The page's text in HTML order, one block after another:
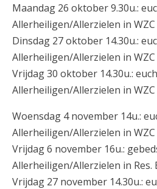
Maandag 26 oktober 9.30u.:
Allerheiligen/Allerzielen in
Dinsdag 27 oktober 14.30u.:
Allerheiligen/Allerzielen in
Vrijdag 30 oktober 14.30u.:
Allerheiligen/Allerzielen in
Woensdag 4 november 14u.:
Allerheiligen/Allerzielen in WZC
Vrijdag 6 november 16u.:
Allerheiligen/Allerzielen in Res.
Vrijdag 27 november 14.30u.: